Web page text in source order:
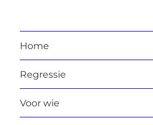
Home
Regressie
Voor wie